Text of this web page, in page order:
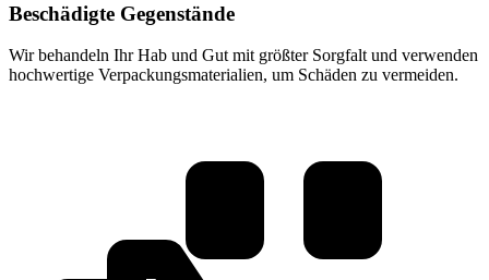
Beschädigte Gegenstände
Wir behandeln Ihr Hab und Gut mit größter Sorgfalt und verwenden
hochwertige Verpackungsmaterialien, um Schäden zu vermeiden.